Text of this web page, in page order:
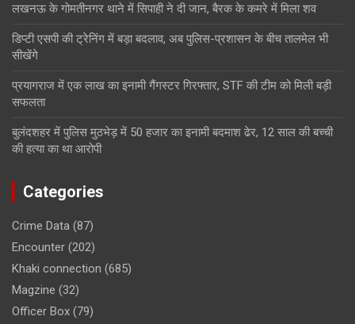
लखनऊ के गोमतीनगर थाने में सिपाही ने दी जान, बैरक के कमरे में मिला शव
डिप्टी एसपी की ट्रेनिंग में बड़ा बदलाव, अब पुलिस-प्रशासन के बीच तालमेल भी
सीखेंगे
प्रयागराज में एक लाख का इनामी गैंगस्टर गिरफ्तार, STF की टीम को मिली बड़ी
सफलता
बुलंदशहर में पुलिस मुठभेड़ में 50 हजार का इनामी बदमाश ढेर, 12 साल की बच्ची
की हत्या का था आरोपी
Categories
Crime Data (87)
Encounter (202)
Khaki connection (685)
Magzine (32)
Officer Box (79)